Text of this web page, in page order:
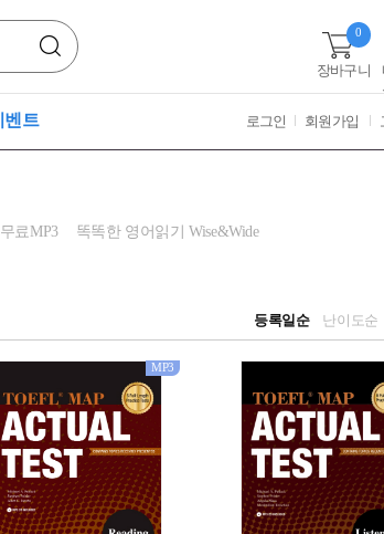
장바구니
0
벤트 로그인 회원가입
료MP3 똑똑한 영어읽기 Wise&Wide
등록일순 난이도순
MP3